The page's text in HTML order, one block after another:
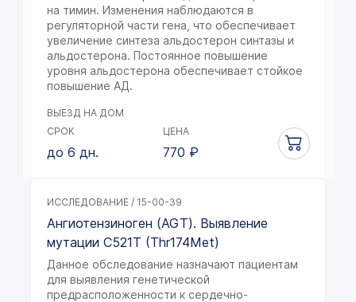
на тимин. Изменения наблюдаются в
регуляторной части гена, что обеспечивает
увеличение синтеза альдостерон синтазы и
альдостерона. Постоянное повышение
уровня альдостерона обеспечивает стойкое
повышение АД.
ВЫЕЗД НА ДОМ
СРОК
до 6 дн.
ЦЕНА
770 ₽
ИССЛЕДОВАНИЕ / 15-00-39
Ангиотензиноген (AGT). Выявление
мутации C521T (Thr174Met)
Данное обследование назначают пациентам
для выявления генетической
предрасположенности к сердечно-